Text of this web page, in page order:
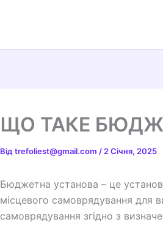
ЩО ТАКЕ
Від trefoliest@gmail.com / 2 Січня, 2025
Бюджетна установа – це
місцевого самоврядування для
самоврядування згідно з